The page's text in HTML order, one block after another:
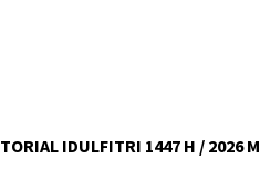
IDULFITRI 1447 H / 2026 M